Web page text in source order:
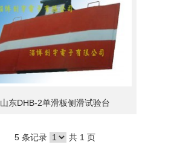
山东DHB-2单滑板侧滑试验台
5 条记录 共 1 页